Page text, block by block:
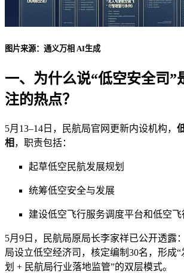
图片来源：通义万相 AI生成
一、为什么说“低空安全司”
注的热点？
5月13–14日，民航局官网更新内设机构，
相 ，职责包括：
起草低空民航发展规划
统筹低空安全与发展
建设低空飞行服务调度平台和低空
5月9日，民航局原局长李家祥已公开透露
局设立低空经济司，核定编制30名，形成
划 + 民航局行业落地监管”的双层模式。